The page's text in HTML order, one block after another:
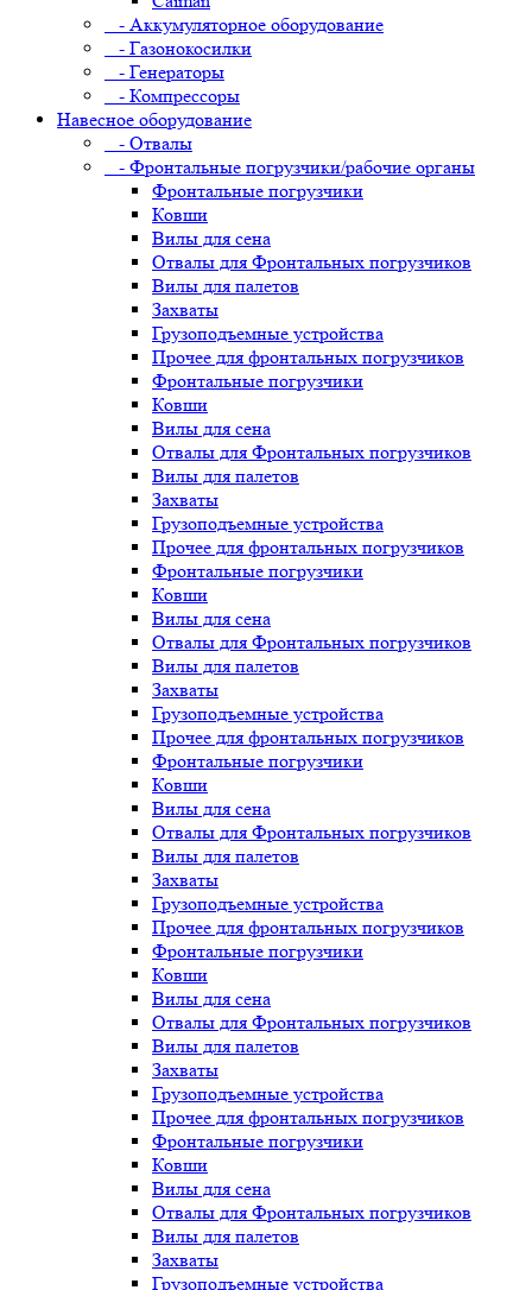
- Аккумуляторное оборудование
- Газонокосилки
- Генераторы
- Компрессоры
Навесное оборудование
- Отвалы
- Фронтальные погрузчики/рабочие органы
Фронтальные погрузчики
Ковши
Вилы для сена
Отвалы для Фронтальных погрузчиков
Вилы для палетов
Захваты
Грузоподъемные устройства
Прочее для фронтальных погрузчиков
Фронтальные погрузчики
Ковши
Вилы для сена
Отвалы для Фронтальных погрузчиков
Вилы для палетов
Захваты
Грузоподъемные устройства
Прочее для фронтальных погрузчиков
Фронтальные погрузчики
Ковши
Вилы для сена
Отвалы для Фронтальных погрузчиков
Вилы для палетов
Захваты
Грузоподъемные устройства
Прочее для фронтальных погрузчиков
Фронтальные погрузчики
Ковши
Вилы для сена
Отвалы для Фронтальных погрузчиков
Вилы для палетов
Захваты
Грузоподъемные устройства
Прочее для фронтальных погрузчиков
Фронтальные погрузчики
Ковши
Вилы для сена
Отвалы для Фронтальных погрузчиков
Вилы для палетов
Захваты
Грузоподъемные устройства
Прочее для фронтальных погрузчиков
Фронтальные погрузчики
Ковши
Вилы для сена
Отвалы для Фронтальных погрузчиков
Вилы для палетов
Захваты
Грузоподъемные устройства